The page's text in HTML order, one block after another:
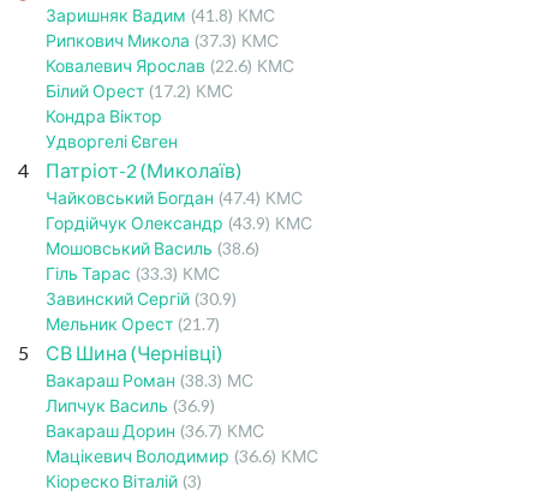
Заришняк Вадим (41.8) КМС
Рипкович Микола (37.3) КМС
Ковалевич Ярослав (22.6) КМС
Білий Орест (17.2) КМС
Кондра Віктор
Удворгелі Євген
4 Патріот-2 (Миколаїв)
Чайковський Богдан (47.4) КМС
Гордійчук Олександр (43.9) КМС
Мошовський Василь (38.6)
Гіль Тарас (33.3) КМС
Завинский Сергій (30.9)
Мельник Орест (21.7)
5 СВ Шина (Чернівці)
Вакараш Роман (38.3) МС
Липчук Василь (36.9)
Вакараш Дорин (36.7) КМС
Мацікевич Володимир (36.6) КМС
Кіореско Віталій (3)